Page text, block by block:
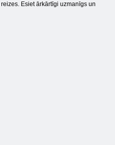
Esiet ārkārtīgi uzmanīgs un